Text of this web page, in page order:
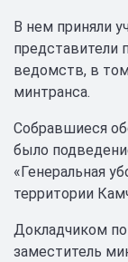
В нем приняли
представители
ведомств, в
минтранса.
Собравшиеся
было
«Генеральная
территории
Докладчиком
заместитель